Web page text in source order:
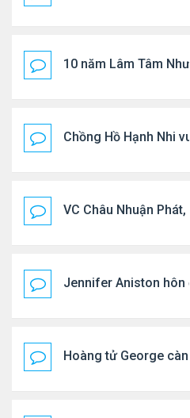
10 năm Lâm Tâm
Chồng Hồ Hạnh Nhi
VC Châu Nhuận Phát,
Jennifer Aniston hôn
Hoàng tử George